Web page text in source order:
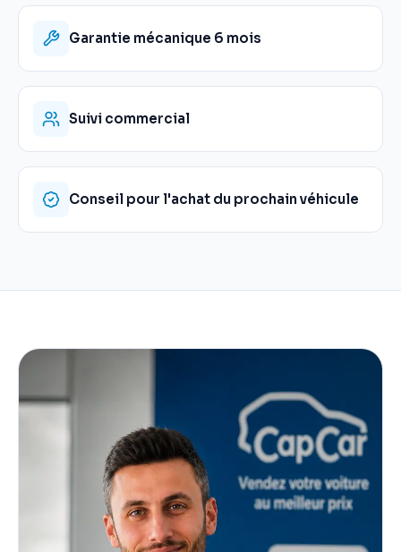
Garantie mécanique 6 mois
Suivi commercial
Conseil pour l'achat du prochain véhicule